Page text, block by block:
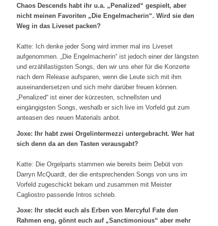
Chaos Descends habt ihr u.a. „Penalized“ gespielt, aber
nicht meinen Favoriten „Die Engelmacherin“. Wird sie den
Weg in das Liveset packen?
Katte: Ich denke jeder Song wird immer mal ins Liveset
aufgenommen. „Die Engelmacherin“ ist jedoch einer der längsten
und erzähllastigsten Songs, den wir uns eher für die Konzerte
nach dem Release aufsparen, wenn die Leute sich mit ihm
auseinandersetzen und sich mehr darüber freuen können.
„Penalized“ ist einer der kürzesten, schnellsten und
eingängigsten Songs, weshalb er sich live im Vorfeld gut zum
anteasen des neuen Materials anbot.
Joxe: Ihr habt zwei Orgelintermezzi untergebracht. Wer hat
sich denn da an den Tasten verausgabt?
Katte: Die Orgelparts stammen wie bereits beim Debüt von
Darryn McQuardt, der die entsprechenden Songs von uns im
Vorfeld zugeschickt bekam und zusammen mit Meister
Cagliostro passende Intros schrieb.
Joxe: Ihr steckt euch als Erben von Mercyful Fate den
Rahmen eng, gönnt euch auf „Sanctimonious“ aber mehr